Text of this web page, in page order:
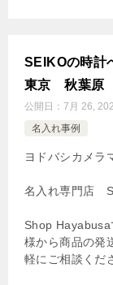
SEIKOの時
東京 秋葉原
公開日： 7月 26,
名入れ事例
ヨドバシカメラ
名入れ専門店
Shop Hayabusa
様から商品の発
軽にご相談くだ